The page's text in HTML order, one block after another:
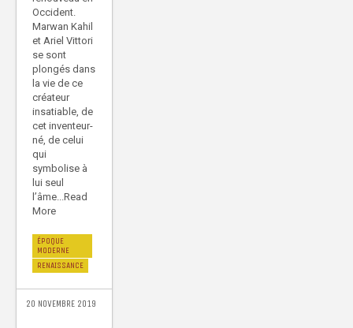
Occident.
Marwan Kahil
et Ariel Vittori
se sont
plongés dans
la vie de ce
créateur
insatiable, de
cet inventeur-
né, de celui
qui
symbolise à
lui seul
l’âme...Read
More
ÉPOQUE
MODERNE
RENAISSANCE
20 NOVEMBRE 2019